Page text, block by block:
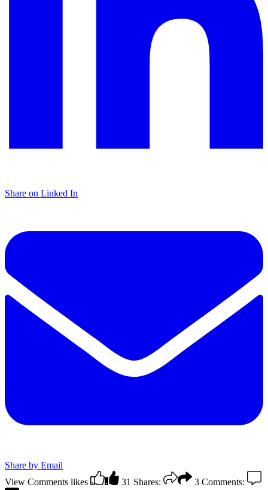
Share on Linked In
Share by Email
View Comments likes 31 Shares: 3 Comments: